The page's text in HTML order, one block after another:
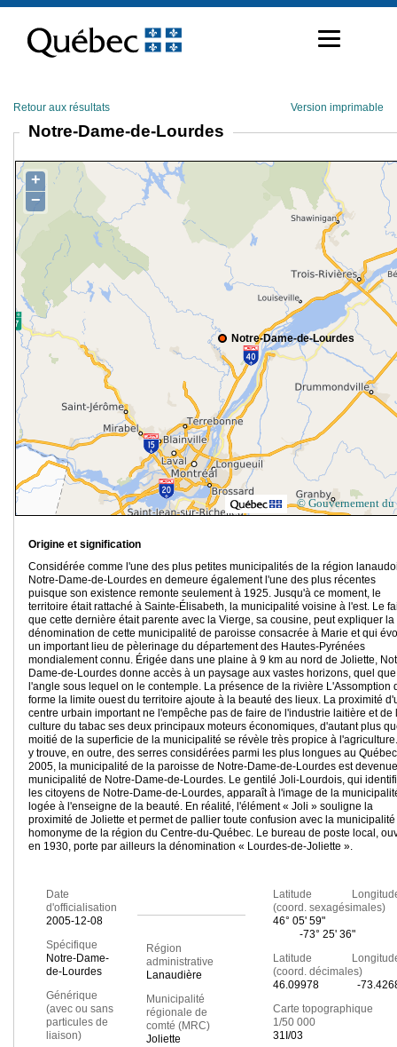
contenu
Retour aux résultats Version imprimable
Notre-Dame-de-Lourdes
Notre-Dame-de-Lourdes
+
−
© Gouvernement du
Origine et signification
Considérée comme l'une des plus petites municipalités de la région
Notre-Dame-de-Lourdes en demeure également l'une des plus récentes
puisque son existence remonte seulement à 1925. Jusqu'à ce moment, le
territoire était rattaché à Sainte-Élisabeth, la municipalité voisine à l'est. Le
que cette dernière était parente avec la Vierge, sa cousine, peut expliquer la
dénomination de cette municipalité de paroisse consacrée à Marie et qui
un important lieu de pèlerinage du département des Hautes-Pyrénées
mondialement connu. Érigée dans une plaine à 9 km au nord de Joliette,
Dame-de-Lourdes donne accès à un paysage aux vastes horizons, quel
l'angle sous lequel on le contemple. La présence de la rivière L'Assomption
forme la limite ouest du territoire ajoute à la beauté des lieux. La proximité
centre urbain important ne l'empêche pas de faire de l'industrie laitière et de
culture du tabac ses deux principaux moteurs économiques, d'autant plus
moitié de la superficie de la municipalité se révèle très propice à
y trouve, en outre, des serres considérées parmi les plus longues au
2005, la municipalité de la paroisse de Notre-Dame-de-Lourdes est
municipalité de Notre-Dame-de-Lourdes. Le gentilé Joli-Lourdois, qui
les citoyens de Notre-Dame-de-Lourdes, apparaît à l'image de la
logée à l'enseigne de la beauté. En réalité, l'élément « Joli » souligne la
proximité de Joliette et permet de pallier toute confusion avec la municipalité
homonyme de la région du Centre-du-Québec. Le bureau de poste local,
en 1930, porte par ailleurs la dénomination « Lourdes-de-Joliette ».
Date
d'officialisation
2005-12-08
Spécifique
Notre-Dame-
de-Lourdes
Générique
(avec ou sans
particules de
liaison)
Région
administrative
Lanaudière
Municipalité
régionale de
comté (MRC)
Joliette
Latitude
(coord. sexagésimales)
46° 05' 59"
-73° 25' 36"
Latitude
(coord. décimales)
46.09978
-
Carte topographique
1/50 000
31I/03